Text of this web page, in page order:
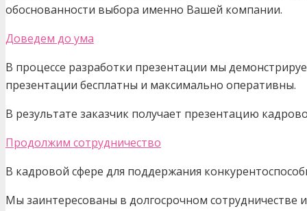
обоснованности выбора именно Вашей компании.
Доведем до ума
В процессе разработки презентации мы
презентации бесплатны и максимально оперативны.
В результате заказчик получает презентацию
Продолжим сотрудничество
В кадровой сфере для поддержания
Мы заинтересованы в долгосрочном сотрудничестве